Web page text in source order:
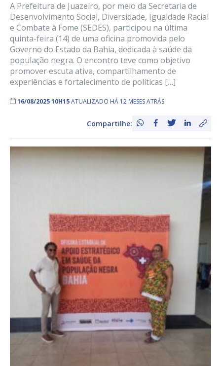
A Prefeitura de Juazeiro, por meio da Secretaria de
Desenvolvimento Social, Diversidade, Igualdade Racial
e Combate à Fome (SEDES), participou na última
quinta-feira (14) de uma oficina promovida pelo
Governo do Estado da Bahia, dedicada à saúde da
população negra. O encontro teve como objetivo
promover escuta ativa, compartilhamento de
experiências e fortalecimento de políticas […]
16/08/2025 10H15ATUALIZADO HÁ 12 MESES ATRÁS
Compartilhe: